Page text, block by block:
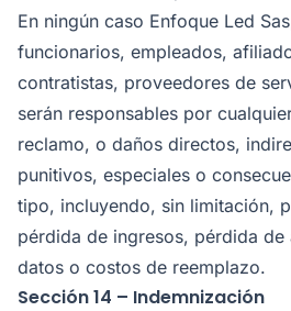
En ningún caso Enfoque Led
funcionarios, empleados,
contratistas, proveedores de
serán responsables por
reclamo, o daños directos,
punitivos, especiales o
tipo, incluyendo, sin limitación,
pérdida de ingresos, pérdida
datos o costos de reemplazo.
Sección 14 – Indemnización